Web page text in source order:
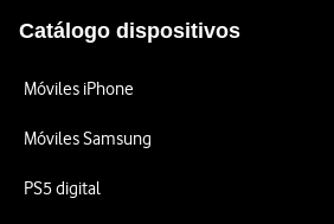
Catálogo dispositivos
Móviles iPhone
Móviles Samsung
PS5 digital